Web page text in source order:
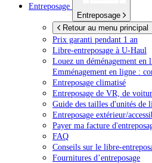
Entreposage
Entreposage
Retour au menu principal
Prix garanti pendant 1 an
Libre-entreposage à U-Haul
Louez un déménagement en
Emménagement en ligne :
Entreposage climatisé
Entreposage de VR, de
Guide des tailles d'unités de
Entreposage extérieur/
Payer ma facture
FAQ
Conseils sur le libre-
Fournitures d’entreposage